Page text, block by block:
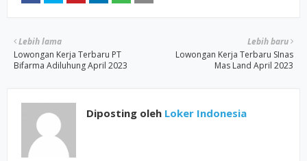
Lebih baru
Lowongan Kerja Terbaru SInas
Mas Land April 2023
Lebih lama
Lowongan Kerja Terbaru PT
Bifarma Adiluhung April 2023
Diposting oleh Loker Indonesia